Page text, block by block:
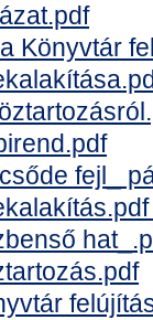
Könyvtár
fejl_